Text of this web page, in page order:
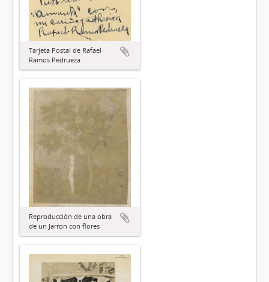
Tarjeta Postal de Rafael
Ramos Pedrueza
Reproducción de una obra
de un Jarrón con flores